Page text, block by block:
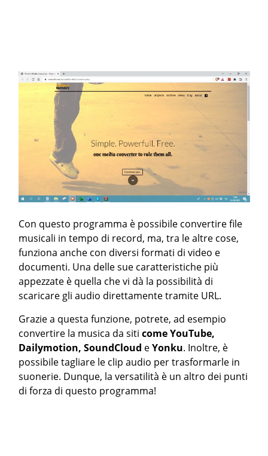
Con questo programma è possibile convertire file
musicali in tempo di record, ma, tra le altre cose,
funziona anche con diversi formati di video e
documenti. Una delle sue caratteristiche più
appezzate è quella che vi dà la possibilità di
scaricare gli audio direttamente tramite URL.
Grazie a questa funzione, potrete, ad esempio
convertire la musica da siticome YouTube,
Dailymotion, SoundCloud eYonku. Inoltre, è
possibile tagliare le clip audio per trasformarle in
suonerie. Dunque, la versatilità è un altro dei punti
di forza di questo programma!